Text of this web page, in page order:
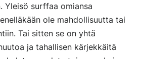
Yleisö surffaa omiansa
ole mahdollisuutta tai
Tai sitten se on yhtä
ja tahallisen kärjekkäitä